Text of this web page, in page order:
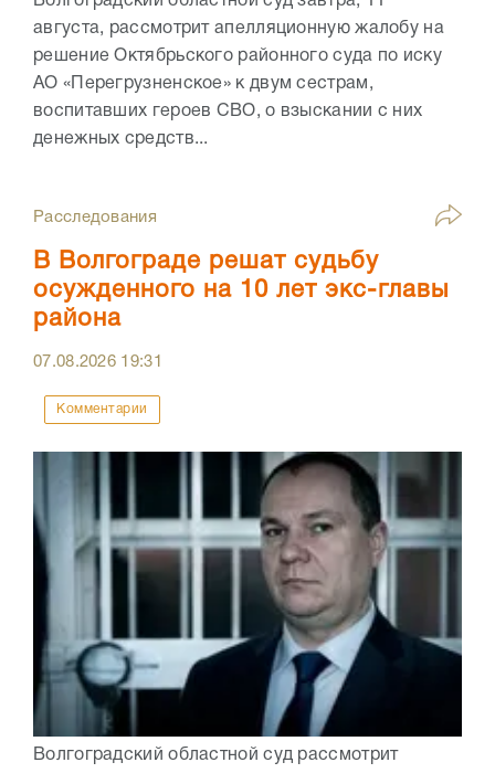
августа, рассмотрит апелляционную жалобу на
решение Октябрьского районного суда по иску
АО «Перегрузненское» к двум сестрам,
воспитавших героев СВО, о взыскании с них
денежных средств...
Расследования
В Волгограде решат судьбу
осужденного на 10 лет экс-главы
района
07.08.2026 19:31
Комментарии
Волгоградский областной суд рассмотрит